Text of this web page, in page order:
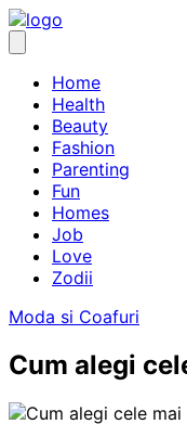
Skip
to
Home
Health
Beauty
Fashion
Parenting
Fun
Homes
Job
Love
Zodii
Moda si Coafuri
Cum alegi